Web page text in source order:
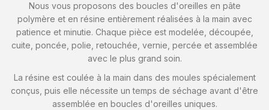
Nous vous proposons des boucles d'oreilles en pâte
polymère et en résine entièrement réalisées à la main avec
patience et minutie. Chaque pièce est modelée, découpée,
cuite, poncée, polie, retouchée, vernie, percée et assemblée
avec le plus grand soin.
La résine est coulée à la main dans des moules spécialement
conçus, puis elle nécessite un temps de séchage avant d'être
assemblée en boucles d'oreilles uniques.